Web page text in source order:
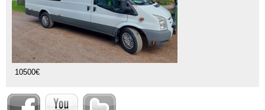
10500€